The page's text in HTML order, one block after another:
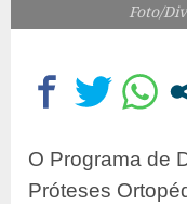
Foto/
O Programa de
Próteses